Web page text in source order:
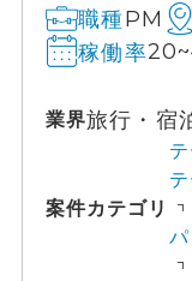
職種PM
稼働率
業界旅行・宿
案件カテゴリ